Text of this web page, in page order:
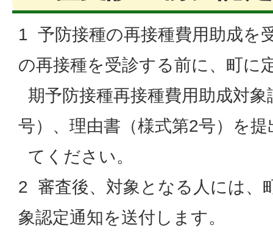
1 予防接種の再接種費用助成を
の再接種を受診する前に、町に
期予防接種再接種費用助成対
号）、理由書（様式第2号）を提
てください。
2 審査後、対象となる人には、
象認定通知を送付します。